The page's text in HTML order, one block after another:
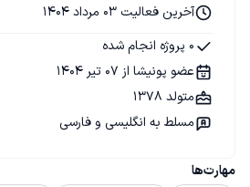
مهارت‌ها
آخرین فعالیت 03 مرداد 1404
0 پروژه انجام شده
عضو پونیشا از 07 تیر 1404
متولد 1378
مسلط به انگلیسی و فارسی